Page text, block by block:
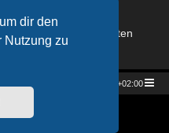
dir den
Nutzung zu
Sperrung deiner Daten
Betreiber.
UTC+02:00
© phpBB Limited
durchphpBB.de